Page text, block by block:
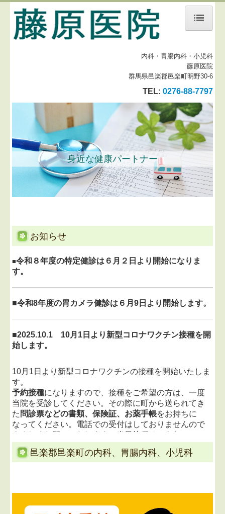
院内の様子
スタッフ紹介
内科・胃腸内科・小児科
藤原医院
群馬県邑楽郡邑楽町明野30-6
TEL: 0276-88-7797
身近な健康パートナー
お知らせ
■令和８年度の特定健診は６月２日より開始になりま
す。
■令和8年度の胃カメラ健診は６月9日より開始します。
■2025.10.1 10月1日より新型コロナワクチン接種を開
始します。
10月1日より新型コロナワクチンの接種を開始いたしま
す。
予約接種になりますので、接種をご希望の方は、一度
当院を受診してください。その際に町から送られてき
た 問診票などの書類、保険証、お薬手帳をお持ちに
なってください。電話での受付はしておりませんので
よろしくお願いいたします。
当日接種はできないの
で、後日の予約した日の接種になります。
高校3年生の方、自費での接種の方は受付しておりませ
始します。
邑楽郡邑楽町の内科、胃腸内科、小児科